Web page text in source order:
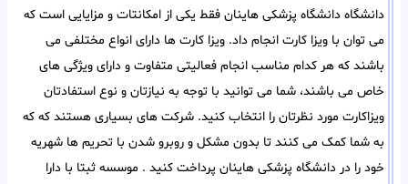
دانشگاه دانشگاه پزشکی هاینان فقط یکی از امکانتات و مزایایی است که
می توان با ویزا کارت انجام داد. ویزا کارت ها دارای انواع مختلفی می
باشند که هر کدام مناسب انجام فعالیتی متفاوت و دارای ویژگی های
خاص می باشند، شما می توانید با توجه به نیازتان و نوع استفادتان
ویزاکارت مورد نظرتان را انتخاب کنید. شرکت های بسیاری هستند که که
به شما کمک می کنند تا بدون مشکل و روبرو شدن با تحریم ها شهریه
خود را در دانشگاه پزشکی هاینان پرداخت کنید . موسسه ثبتا با دارا